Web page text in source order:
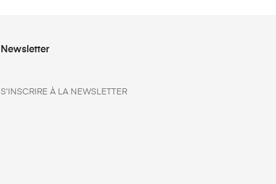
Newsletter
S’INSCRIRE À LA NEWSLETTER